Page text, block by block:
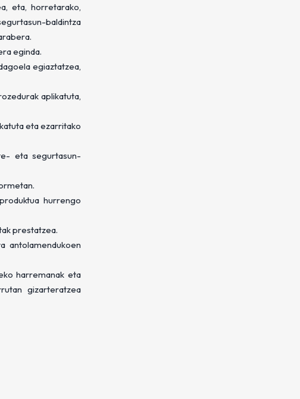
eta, horretarako,
baldintza
eginda.
egiaztatzea,
aplikatuta,
eta ezarritako
eta segurtasun-
hurrengo
prestatzea.
antolamendukoen
harremanak eta
gizarteratzea